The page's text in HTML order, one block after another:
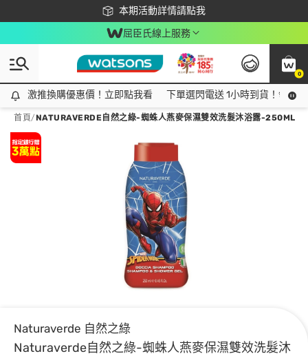
本期活動詳情請點我
下載app最高回饋$350
屈臣氏線上服務
0
激推換購優惠價！立即點我看
激推換購優惠價！立即點我看 下單選閃電送 1小時到貨！領神
首頁/NATURAVERDE自然之綠-蜘蛛人燕麥保濕雙效洗髮沐浴露-250ML
Naturaverde 自然之綠
Naturaverde自然之綠-蜘蛛人燕麥保濕雙效洗髮沐